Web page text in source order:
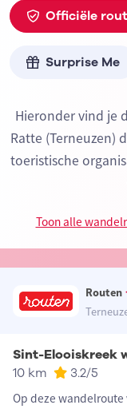
Officiële
Surprise Me
Hieronder vind je
Ratte (Terneuzen)
toeristische
Toon alle
Routen
Sint-Elooiskreek
10 km 3.2/5
Op deze